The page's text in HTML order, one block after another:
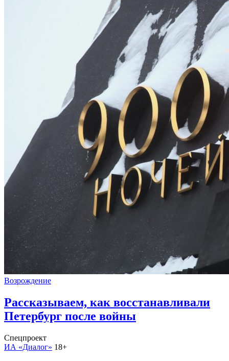
Возрождение
Рассказываем, как восстанавливали
Петербург после войны
Спецпроект
ИА «Диалог» 18+